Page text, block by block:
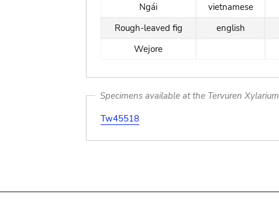
Ngái
vietnamese
Rough-leaved fig
english
Wejore
Specimens available at the Tervuren Xylarium
Tw45518